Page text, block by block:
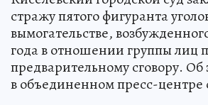
стражу пятого фигуранта
вымогательстве,
года в отношении группы лиц
предварительному сговору.
в объединенном пресс-центре